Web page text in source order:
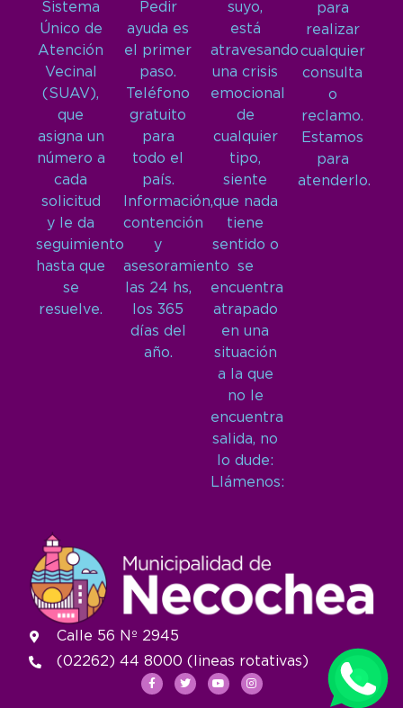
Sistema
Único de
Atención
Vecinal
(SUAV),
que
asigna un
número a
cada
solicitud
y le da
seguimiento
hasta que
se
resuelve.
Pedir
ayuda es
el primer
paso.
Teléfono
gratuito
para
todo el
país.
Información,
contención
y
asesoramiento
las 24 hs,
los 365
días del
año.
suyo,
está
atravesando
una crisis
emocional
de
cualquier
tipo,
siente
que nada
tiene
sentido o
se
encuentra
atrapado
en una
situación
a la que
no le
encuentra
salida, no
lo dude:
Llámenos:
para
realizar
cualquier
consulta
o
reclamo.
Estamos
para
atenderlo.
Calle 56 Nº 2945
(02262) 44 8000 (lineas rotativas)